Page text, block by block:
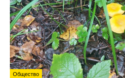
Общество